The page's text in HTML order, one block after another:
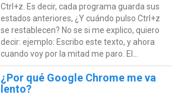
Ctrl+z. Es decir, cada programa guarda sus
estados anteriores, ¿Y cuándo pulso Ctrl+z
se restablecen? No se si me explico, quiero
decir: ejemplo: Escribo este texto, y ahora
cuando voy por la mitad me paro. El...
¿Por qué Google Chrome me va
lento?